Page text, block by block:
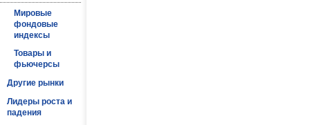
Мировые
фондовые
индексы
Товары и
фьючерсы
Другие рынки
Лидеры роста и
падения